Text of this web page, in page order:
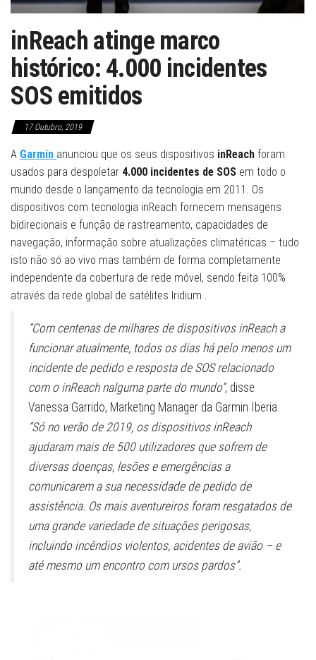
inReach atinge marco
histórico: 4.000 incidentes
SOS emitidos
17 Outubro, 2019
A Garmin anunciou que os seus dispositivos inReach foram
usados para despoletar 4.000 incidentes de SOS em todo o
mundo desde o lançamento da tecnologia em 2011. Os
dispositivos com tecnologia inReach fornecem mensagens
bidirecionais e função de rastreamento, capacidades de
navegação, informação sobre atualizações climatéricas – tudo
isto não só ao vivo mas também de forma completamente
independente da cobertura de rede móvel, sendo feita 100%
através da rede global de satélites Iridium .
“Com centenas de milhares de dispositivos inReach a
funcionar atualmente, todos os dias há pelo menos um
incidente de pedido e resposta de SOS relacionado
com o inReach nalguma parte do mundo”, disse
Vanessa Garrido, Marketing Manager da Garmin Iberia.
“Só no verão de 2019, os dispositivos inReach
ajudaram mais de 500 utilizadores que sofrem de
diversas doenças, lesões e emergências a
comunicarem a sua necessidade de pedido de
assistência. Os mais aventureiros foram resgatados de
uma grande variedade de situações perigosas,
incluindo incêndios violentos, acidentes de avião – e
até mesmo um encontro com ursos pardos”.